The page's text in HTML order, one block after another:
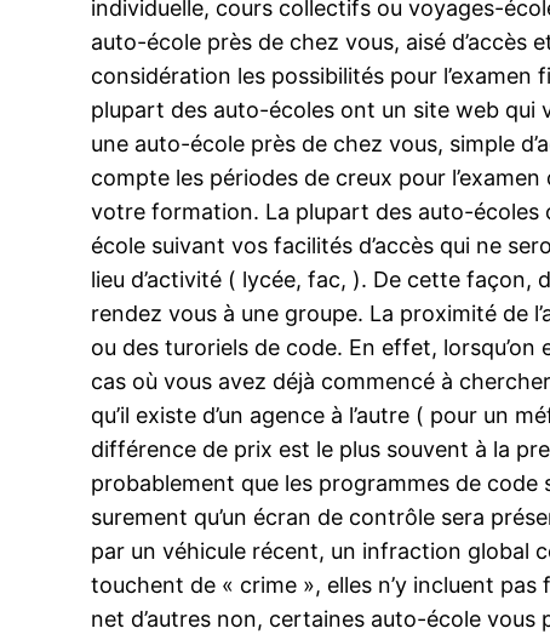
individuelle, cours collectifs ou voyages-
auto-école près de chez vous, aisé
considération les possibilités pour
plupart des auto-écoles ont un site web qui
une auto-école près de chez vous, simple
compte les périodes de creux pour
votre formation. La plupart des auto-
école suivant vos facilités d’accès qui ne
lieu d’activité ( lycée, fac, ). De cette
rendez vous à une groupe. La proximité de
ou des turoriels de code. En effet,
cas où vous avez déjà commencé à
qu’il existe d’un agence à l’autre ( pour un
différence de prix est le plus souvent à la
probablement que les programmes de code
surement qu’un écran de contrôle sera
par un véhicule récent, un infraction global
touchent de « crime », elles n’y incluent
net d’autres non, certaines auto-école vous